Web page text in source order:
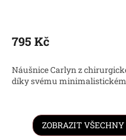
795 Kč
Náušnice Carlyn z
díky svému
ZOBRAZIT